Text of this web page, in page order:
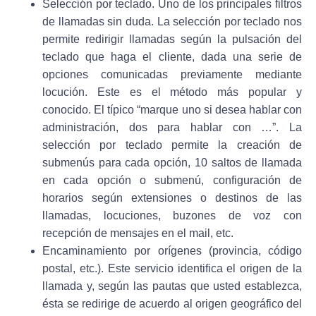
Selección por teclado. Uno de los principales filtros
de llamadas sin duda. La selección por teclado nos
permite redirigir llamadas según la pulsación del
teclado que haga el cliente, dada una serie de
opciones comunicadas previamente mediante
locución. Este es el método más popular y
conocido. El típico “marque uno si desea hablar con
administración, dos para hablar con …”. La
selección por teclado permite la creación de
submenús para cada opción, 10 saltos de llamada
en cada opción o submenú, configuración de
horarios según extensiones o destinos de las
llamadas, locuciones, buzones de voz con
recepción de mensajes en el mail, etc.
Encaminamiento por orígenes (provincia, código
postal, etc.). Este servicio identifica el origen de la
llamada y, según las pautas que usted establezca,
ésta se redirige de acuerdo al origen geográfico del